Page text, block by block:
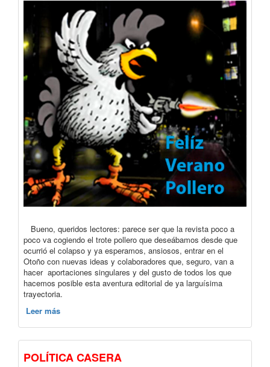
Bueno, queridos lectores: parece ser que la revista poco a
poco va cogiendo el trote pollero que deseábamos desde que
ocurrió el colapso y ya esperamos, ansiosos, entrar en el
Otoño con nuevas ideas y colaboradores que, seguro, van a
hacer aportaciones singulares y del gusto de todos los que
hacemos posible esta aventura editorial de ya larguísima
trayectoria.
Leer más
POLÍTICA CASERA